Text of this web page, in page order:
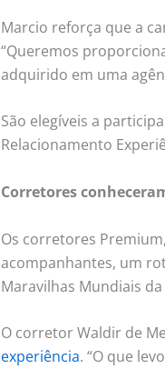
Marcio reforça que a
“Queremos
adquirido em uma
São elegíveis a
Relacionamento
Corretores
Os corretores
acompanhantes, um
Maravilhas Mundiais
O corretor Waldir de
experiência. “O que